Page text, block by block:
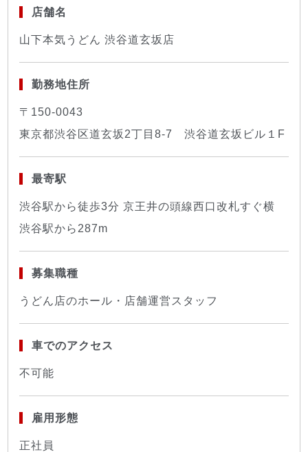
店舗名
山下本気うどん 渋谷道玄坂店
勤務地住所
〒150-0043
東京都渋谷区道玄坂2丁目8-7 渋谷道玄坂ビル１F
最寄駅
渋谷駅から徒歩3分 京王井の頭線西口改札すぐ横
渋谷駅から287m
募集職種
うどん店のホール・店舗運営スタッフ
車でのアクセス
不可能
雇用形態
正社員